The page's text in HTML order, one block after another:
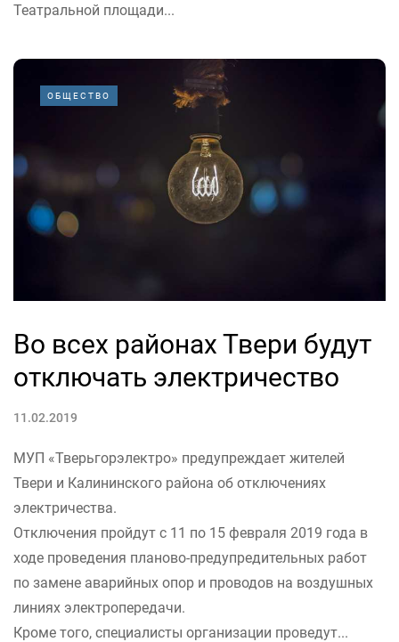
Театральной площади...
ОБЩЕСТВО
Во всех районах Твери будут
отключать электричество
11.02.2019
МУП «Тверьгорэлектро» предупреждает жителей
Твери и Калининского района об отключениях
электричества.
Отключения пройдут с 11 по 15 февраля 2019 года в
ходе проведения планово-предупредительных работ
по замене аварийных опор и проводов на воздушных
линиях электропередачи.
Кроме того, специалисты организации проведут...